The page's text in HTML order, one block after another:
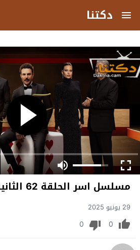
دكتنا
مسلسل اسر الحلقة 62 الثانية والستون
29 يونيو 2025
0
0